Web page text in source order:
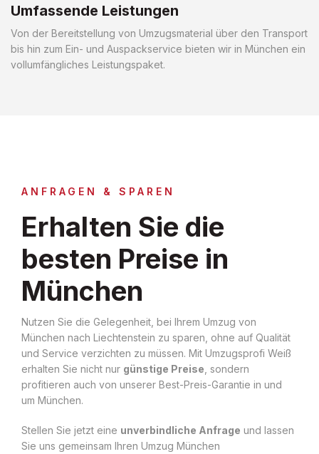
Umfassende Leistungen
Von der Bereitstellung von Umzugsmaterial über den Transport
bis hin zum Ein- und Auspackservice bieten wir in München ein
vollumfängliches Leistungspaket.
ANFRAGEN & SPAREN
Erhalten Sie die
besten Preise in
München
Nutzen Sie die Gelegenheit, bei Ihrem Umzug von
München nach Liechtenstein zu sparen, ohne auf Qualität
und Service verzichten zu müssen. Mit Umzugsprofi Weiß
erhalten Sie nicht nur günstige Preise , sondern
profitieren auch von unserer Best-Preis-Garantie in und
um München.
Stellen Sie jetzt eine unverbindliche Anfrage und lassen
Sie uns gemeinsam Ihren Umzug München